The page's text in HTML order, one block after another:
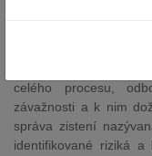
nevyhnutné, aby
celého procesu,
závažnosti a k nim
správa zistení
identifikované riziká